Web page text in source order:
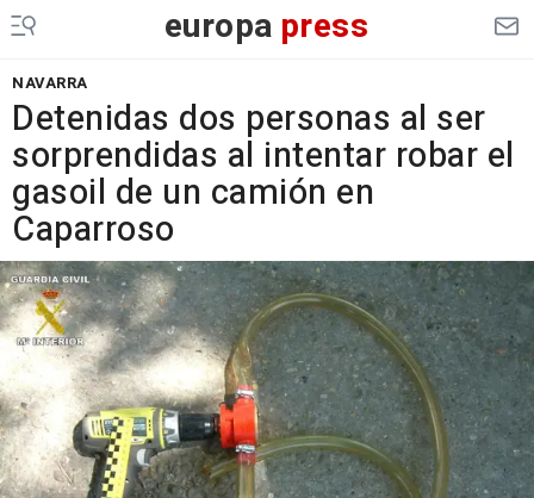
europa press
NAVARRA
Detenidas dos personas al ser
sorprendidas al intentar robar el
gasoil de un camión en
Caparroso